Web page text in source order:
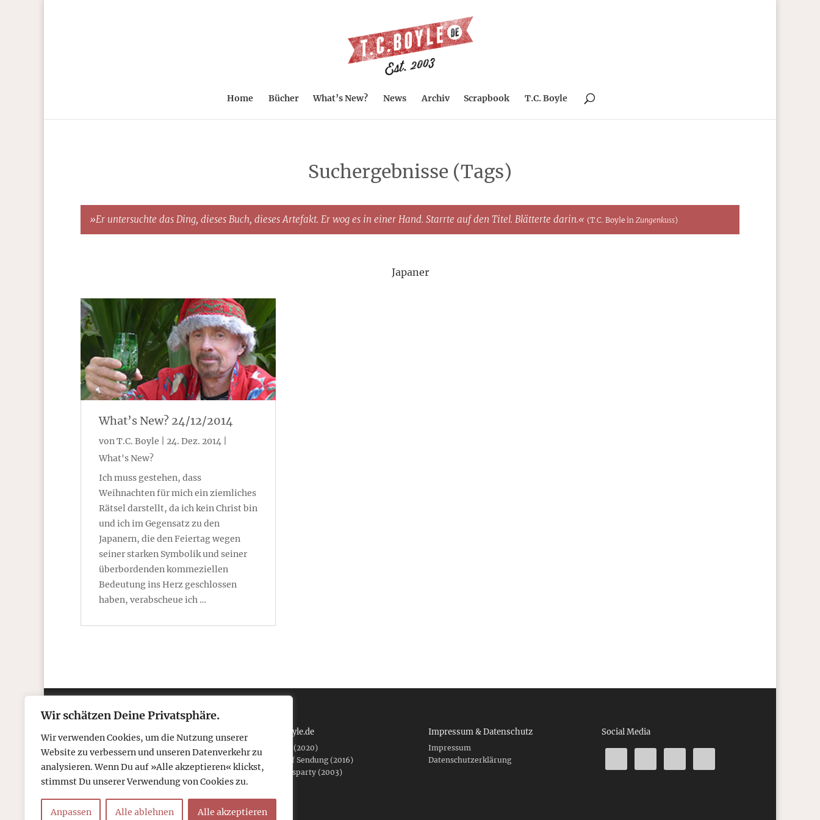
Wir schätzen Deine Privatsphäre.
Wir verwenden Cookies, um die Nutzung unserer
Website zu verbessern und unseren Datenverkehr zu
analysieren. Wenn Du auf »Alle akzeptieren« klickst,
stimmst Du unserer Verwendung von Cookies zu.
Anpassen Alle ablehnen Alle akzeptieren
Home Bücher What’s New? News Archiv Scrapbook T.C. Boyle
Suchergebnisse (Tags)
»Er untersuchte das Ding, dieses Buch, dieses Artefakt. Er wog es in einer Hand. Starrte auf den Titel. Blätterte darin.« (T.C. Boyle in Zungenkuss)
Japaner
What’s New? 24/12/2014
vonT.C. Boyle 24. Dez. 2014
What's New?
Ich muss gestehen, dass
Weihnachten für mich ein ziemliches
Rätsel darstellt, da ich kein Christ bin
und ich im Gegensatz zu den
Japanern, die den Feiertag wegen
seiner starken Symbolik und seiner
überbordenden kommeziellen
Bedeutung ins Herz geschlossen
haben, verabscheue ich …
Kontakt
Telefon: 05306 912 418
Über tcboyle.de
Refreshed (2020)
Wieder auf Sendung (2016)
Eröffnungsparty (2003)
Impressum & Datenschutz
Impressum
Datenschutzerklärung
Social Media